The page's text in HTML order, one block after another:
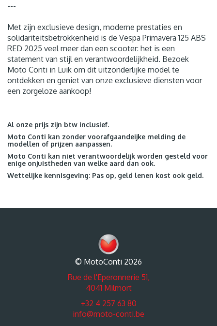
---
Met zijn exclusieve design, moderne prestaties en
solidariteitsbetrokkenheid is de Vespa Primavera 125 ABS
RED 2025 veel meer dan een scooter: het is een
statement van stijl en verantwoordelijkheid. Bezoek
Moto Conti in Luik om dit uitzonderlijke model te
ontdekken en geniet van onze exclusieve diensten voor
een zorgeloze aankoop!
Al onze prijs zijn btw inclusief.
Moto Conti kan zonder voorafgaandeijke melding de
modellen of prijzen aanpassen.
Moto Conti kan niet verantwoordelijk worden gesteld voor
enige onjuistheden van welke aard dan ook.
Wettelijke kennisgeving: Pas op, geld lenen kost ook geld.
© MotoConti 2026
Rue de l'Eperonnerie 51,
4041 Milmort
+32 4 257 63 80
info@moto-conti.be